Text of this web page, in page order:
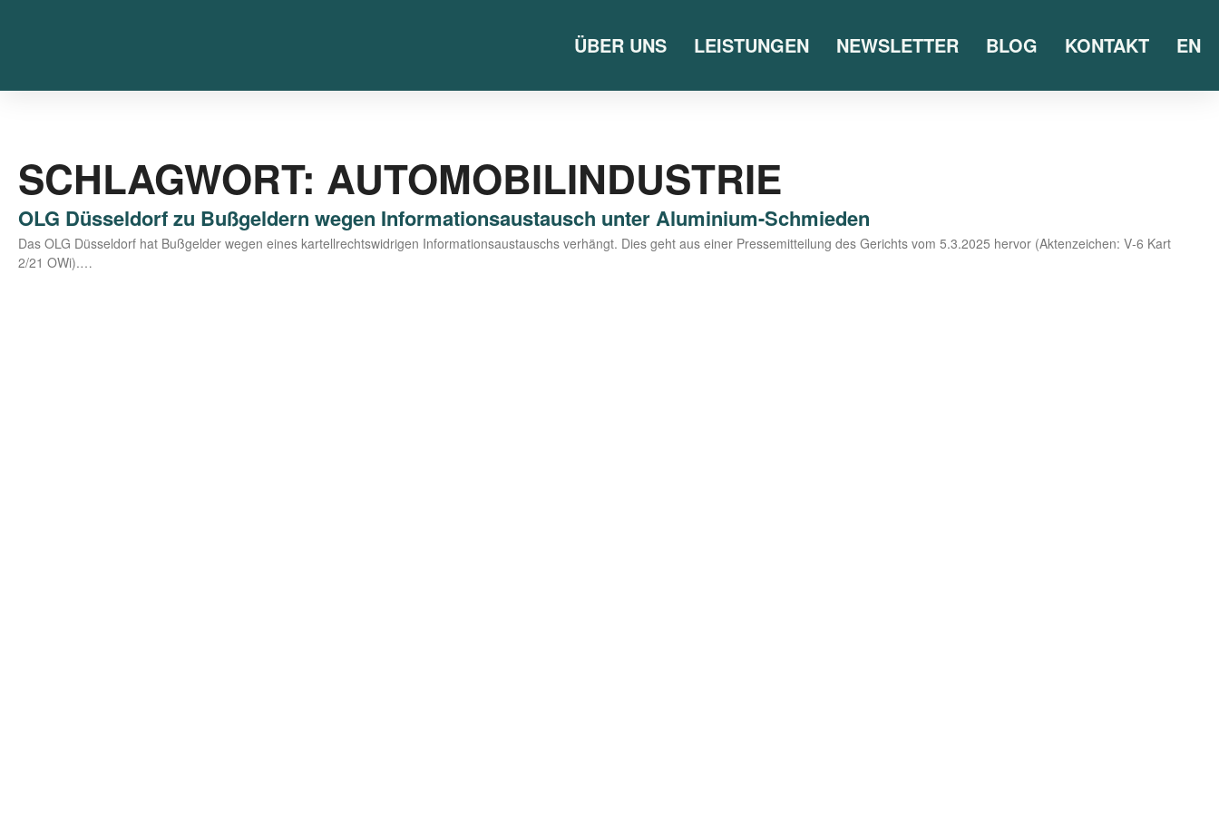
ÜBER UNS LEISTUNGEN NEWSLETTER BLOG KONTAKT EN
SCHLAGWORT: AUTOMOBILINDUSTRIE
OLG Düsseldorf zu Bußgeldern wegen Informationsaustausch unter Aluminium-Schmieden
Das OLG Düs­sel­dorf hat Buß­gel­der wegen eines kar­tell­rechts­wid­ri­gen Infor­ma­ti­ons­aus­tauschs ver­hängt. Dies geht aus einer Pres­se­mit­tei­lung des Gerichts vom 5.3.2025 her­vor (Akten­zei­chen: V‑6 Kart
2/21 OWi).…